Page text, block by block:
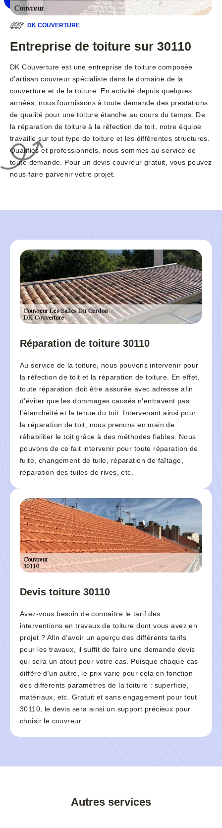
DK COUVERTURE
Entreprise de toiture sur 30110
DK Couverture est une entreprise de toiture composée
d’artisan couvreur spécialiste dans le domaine de la
couverture et de la toiture. En activité depuis quelques
années, nous fournissons à toute demande des prestations
de qualité pour une toiture étanche au cours du temps. De
la réparation de toiture à la réfection de toit, notre équipe
travaille sur tout type de toiture et les différentes structures.
Qualifiés et professionnels, nous sommes au service de
toute demande. Pour un devis couvreur gratuit, vous pouvez
nous faire parvenir votre projet.
Réparation de toiture 30110
Au service de la toiture, nous pouvons intervenir pour
la réfection de toit et la réparation de toiture. En effet,
toute réparation doit être assurée avec adresse afin
d’éviter que les dommages causés n’entravent pas
l’étanchéité et la tenue du toit. Intervenant ainsi pour
la réparation de toit, nous prenons en main de
réhabiliter le toit grâce à des méthodes fiables. Nous
pouvons de ce fait intervenir pour toute réparation de
fuite, changement de tuile, réparation de faîtage,
réparation des tuiles de rives, etc.
Devis toiture 30110
Avez-vous besoin de connaître le tarif des
interventions en travaux de toiture dont vous avez en
projet ? Afin d’avoir un aperçu des différents tarifs
pour les travaux, il suffit de faire une demande devis
qui sera un atout pour votre cas. Puisque chaque cas
diffère d’un autre, le prix varie pour cela en fonction
des différents paramètres de la toiture : superficie,
matériaux, etc. Gratuit et sans engagement pour tout
30110, le devis sera ainsi un support précieux pour
choisir le couvreur.
Autres services